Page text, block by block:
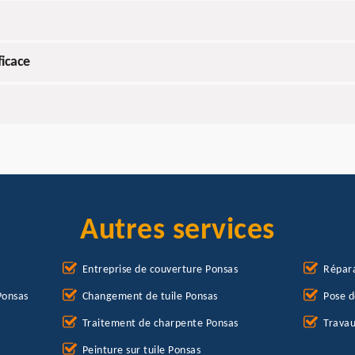
Autres services
Entreprise de couverture Ponsas
Changement de tuile Ponsas
Traitement de charpente Ponsas
Peinture sur tuile Ponsas
Pose